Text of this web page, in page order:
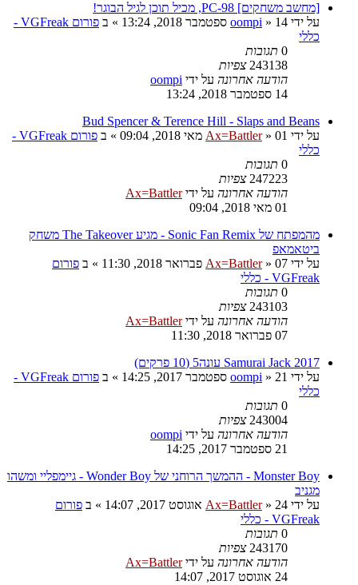
[מחשב משחקים] PC-98, מכיל תוכן לגיל הבוגר!
על ידי
oompi » 14 ספטמבר 2018, 13:24 » ב
פורום VGFreak -
כללי
0 תגובות
243138 צפיות
הודעה אחרונה על ידי oompi
14 ספטמבר 2018, 13:24
Bud Spencer & Terence Hill - Slaps and Beans
על ידי
Ax=Battler» 01 מאי 2018, 09:04 » ב
פורום VGFreak -
כללי
0 תגובות
247223 צפיות
הודעה אחרונה על ידיAx=Battler
01 מאי 2018, 09:04
מהמפתח של Sonic Fan Remix - מגיע The Takeover משחק
ביטאמאפ
על ידי
Ax=Battler» 07 פברואר 2018, 11:30 » ב פורום
VGFreak - כללי
0 תגובות
243103 צפיות
הודעה אחרונה על ידיAx=Battler
07 פברואר 2018, 11:30
Samurai Jack 2017 עונה5 (10 פרקים)
על ידי
oompi » 21 ספטמבר 2017, 14:25 » ב
פורום VGFreak -
כללי
0 תגובות
243004 צפיות
הודעה אחרונה על ידי oompi
21 ספטמבר 2017, 14:25
Monster Boy - ההמשך הרוחני של Wonder Boy - גיימפליי ומשהו
מגניב
על ידי
Ax=Battler» 24 אוגוסט 2017, 14:07 » ב פורום
VGFreak - כללי
0 תגובות
243170 צפיות
הודעה אחרונה על ידיAx=Battler
24 אוגוסט 2017, 14:07